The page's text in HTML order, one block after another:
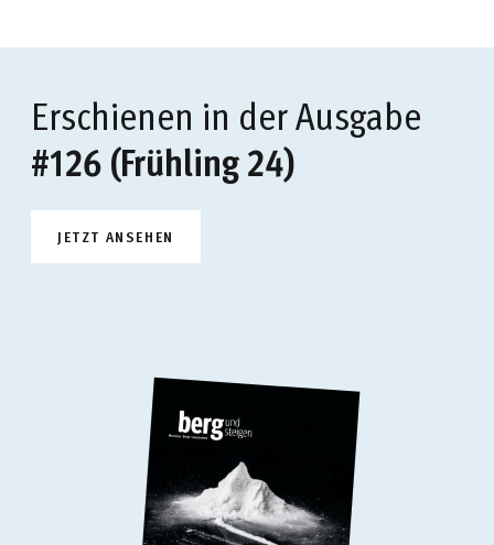
Erschienen in der Ausgabe
#126 (Frühling 24)
JETZT ANSEHEN